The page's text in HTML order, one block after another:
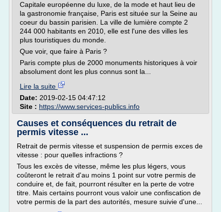
Capitale européenne du luxe, de la mode et haut lieu de
la gastronomie française, Paris est située sur la Seine au
coeur du bassin parisien. La ville de lumière compte 2
244 000 habitants en 2010, elle est l'une des villes les
plus touristiques du monde.
Que voir, que faire à Paris ?
Paris compte plus de 2000 monuments historiques à voir
absolument dont les plus connus sont la...
Lire la suite
Date: 2019-02-15 04:47:12
Site : https://www.services-publics.info
Causes et conséquences du retrait de
permis vitesse ...
Retrait de permis vitesse et suspension de permis exces de
vitesse : pour quelles infractions ?
Tous les excès de vitesse, même les plus légers, vous
coûteront le retrait d'au moins 1 point sur votre permis de
conduire et, de fait, pourront résulter en la perte de votre
titre. Mais certains pourront vous valoir une confiscation de
votre permis de la part des autorités, mesure suivie d'une...